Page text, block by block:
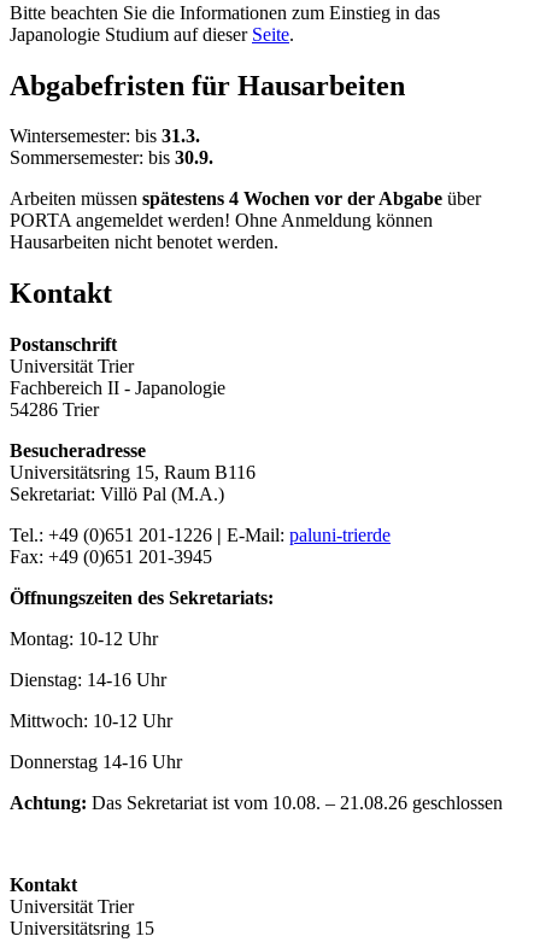
Bitte beachten Sie die Informationen zum Einstieg in das
Japanologie Studium auf dieser Seite.
Abgabefristen für Hausarbeiten
Wintersemester: bis 31.3.
Sommersemester: bis 30.9.
Arbeiten müssen spätestens 4 Wochen vor der Abgabe über
PORTA angemeldet werden! Ohne Anmeldung können
Hausarbeiten nicht benotet werden.
Kontakt
Postanschrift
Universität Trier
Fachbereich II - Japanologie
54286 Trier
Besucheradresse
Universitätsring 15, Raum B116
Sekretariat: Villö Pal (M.A.)
Tel.: +49 (0)651 201-1226 | E-Mail: paluni-trierde
Fax: +49 (0)651 201-3945
Öffnungszeiten des Sekretariats:
Montag: 10-12 Uhr
Dienstag: 14-16 Uhr
Mittwoch: 10-12 Uhr
Donnerstag 14-16 Uhr
Achtung: Das Sekretariat ist vom 10.08. – 21.08.26 geschlossen
Kontakt
Universität Trier
Universitätsring 15